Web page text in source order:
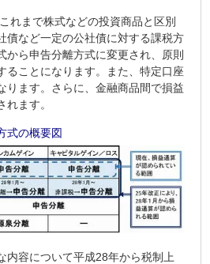
れまで株式などの投資商品と区別
債など一定の公社債に対する課税方
から申告分離方式に変更され、原則
ることになります。また、特定口座
ります。さらに、金融商品間で損益
ます。
式の概要図
内容について平成28年から税制上